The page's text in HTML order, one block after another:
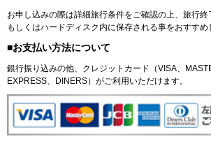
お申し込みの際は詳細旅行条件をご確認の上、旅行終
もしくはハードディスク内に保存される事をおすすめ
■お支払い方法について
銀行振り込みの他、クレジットカード（VISA、
EXPRESS、DINERS）がご利用いただけます。